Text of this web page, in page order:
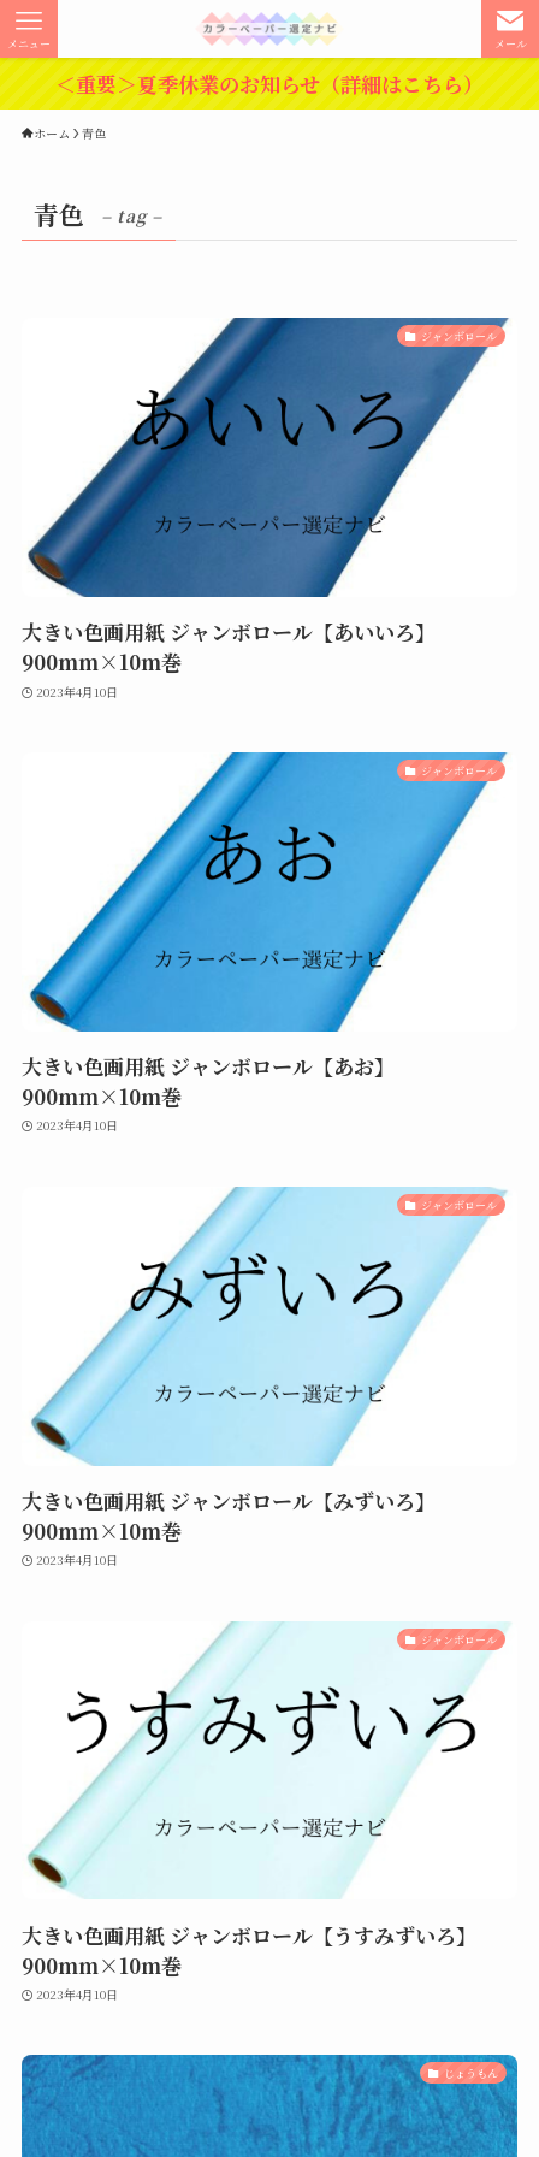
メール
メニュー
＜重要＞夏季休業のお知らせ（詳細はこちら）
ホーム 青色
青色 – tag –
ジャンボロール
大きい色画用紙 ジャンボロール【あいいろ】
900mm×10m巻
2023年4月10日
ジャンボロール
大きい色画用紙 ジャンボロール【あお】
900mm×10m巻
2023年4月10日
ジャンボロール
大きい色画用紙 ジャンボロール【みずいろ】
900mm×10m巻
2023年4月10日
ジャンボロール
大きい色画用紙 ジャンボロール【うすみずいろ】
900mm×10m巻
2023年4月10日
じょうもん